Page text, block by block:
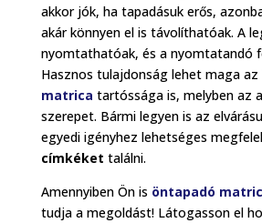
akkor jók, ha tapadásuk erős,
akár könnyen el is távolíthatóak. A
nyomtathatóak, és a nyomtatandó
Hasznos tulajdonság lehet maga az
matrica tartóssága is, melyben az
szerepet. Bármi legyen is az
egyedi igényhez lehetséges
címkéket találni.
Amennyiben Ön is öntapadó
tudja a megoldást! Látogasson el